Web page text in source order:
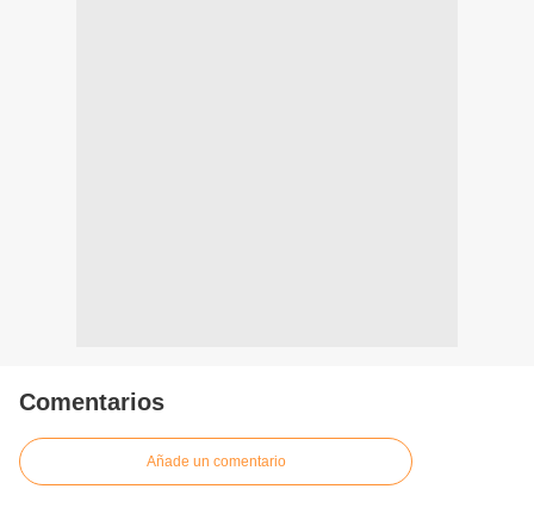
Comentarios
Añade un comentario